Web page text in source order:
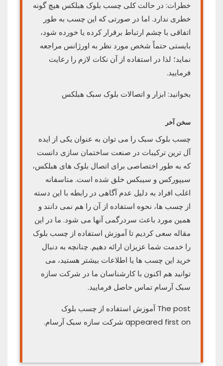
خطرات: در حالت کلی چسب بلوک هبلکس هیچ گونه
خطری ندارد. اما در صورتی که این چسب به طور
اتفاقی با چشم ارتباط برقرار کرده یا خورده شود،
بایستی حتماً شخص مورد نظر به اورژانس مراجعه
نماید؛ لذا در استفاده از آن نکات لازم را رعایت
فرمایید.
بخوانید: ابزار و اتصالات بلوک سبک هبلکس
سخن آخر
چسب بلوک سبک را می توان به عنوان یکی از ایده
آل ترین ترکیبات در صنعت ساختمان سازی دانست
که به طور اختصاصی برای اتصال بلوک های هبلکس،
سیپورکس و سیبکس خلق شده است. متاسفانه
اغلب افراد به دلیل عدم آگاهی در رابطه با این دسته
از چسب ها، نحوه استفاده از آن را هم نمی دانند و
همین مورد باعث سردرگمی آنها می شود. ما در این
مقاله سعی کردیم تا آموزش استفاده از چسب بلوک
را خدمت شما عزیزان ارائه دهیم. چنانچه به دنبال
خرید این چسب ها یا اطلاعات بیشتر هستید، می
توانید هم اکنون با کارشناسان ما در شرکت سازه
سبک آرسام تماس حاصل فرمایید.
The post آموزش استفاده از چسب بلوک
appeared first on شرکت سازه سبک آرسام.